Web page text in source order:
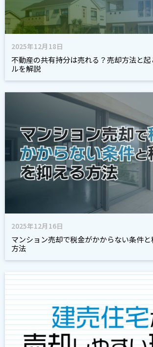
2025年12月18日
不動産の共有持分は売れる？売却方法と
ルを解説
2025年12月16日
マンション売却で税金がかからない条件
方法